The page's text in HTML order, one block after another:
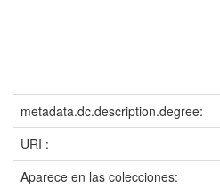
metadata.dc.description.degree:
URI :
Aparece en las colecciones: